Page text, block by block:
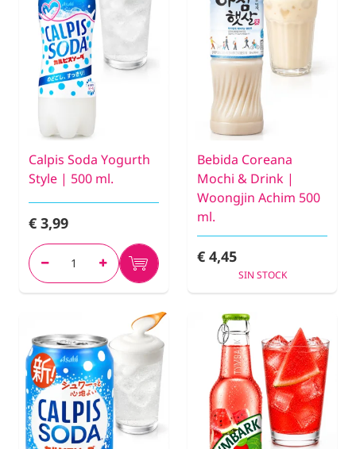
Calpis Soda Yogurth
Style | 500 ml.
€ 3,99
Bebida Coreana
Mochi & Drink |
Woongjin Achim 500
ml.
€ 4,45
SIN STOCK